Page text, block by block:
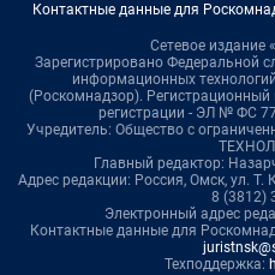
Контактные данные для
Сетевое издание
Зарегистрировано Федеральной
информационных
(Роскомнадзор).
регистрации - ЭЛ № ФС
Учредитель: Общество с
Главный редактор:
Адрес редакции: Россия, Омск, ул.
8 (3812)
Электронный адрес
Контактные данные для
Техподдержка: